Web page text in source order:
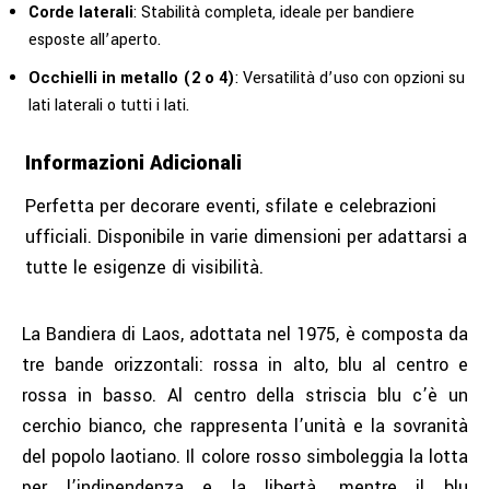
Corde laterali: Stabilità completa, ideale per bandiere
esposte all’aperto.
Occhielli in metallo (2 o 4): Versatilità d’uso con opzioni su
lati laterali o tutti i lati.
Informazioni Adicionali
Perfetta per decorare eventi, sfilate e celebrazioni
ufficiali. Disponibile in varie dimensioni per adattarsi a
tutte le esigenze di visibilità.
La Bandiera di Laos, adottata nel 1975, è composta da
tre bande orizzontali: rossa in alto, blu al centro e
rossa in basso. Al centro della striscia blu c’è un
cerchio bianco, che rappresenta l’unità e la sovranità
del popolo laotiano. Il colore rosso simboleggia la lotta